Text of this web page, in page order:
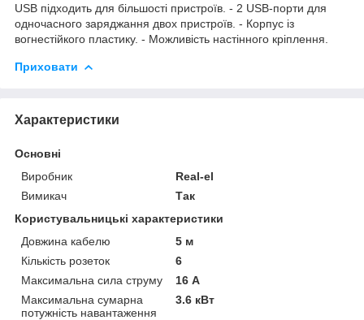
USB підходить для більшості пристроїв. - 2 USB-порти для
одночасного заряджання двох пристроїв. - Корпус із
вогнестійкого пластику. - Можливість настінного кріплення.
Приховати
Характеристики
Основні
Виробник
Real-el
Вимикач
Так
Користувальницькі характеристики
Довжина кабелю
5 м
Кількість розеток
6
Максимальна сила струму
16 А
Максимальна сумарна
потужність навантаження
3.6 кВт